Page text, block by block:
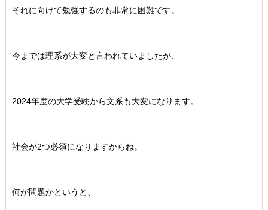
それに向けて勉強するのも非常に困難です。
今までは理系が大変と言われていましたが、
2024年度の大学受験から文系も大変になります。
社会が2つ必須になりますからね。
何が問題かというと、